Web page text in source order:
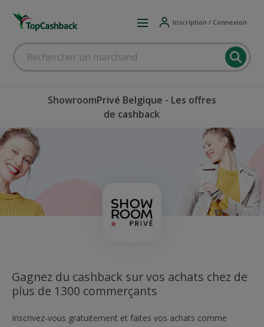
Inscription / Connexion
ShowroomPrivé Belgique - Les offres
de cashback
Gagnez du cashback sur vos achats chez de
plus de 1300 commerçants
Inscrivez-vous gratuitement et faites vos achats comme